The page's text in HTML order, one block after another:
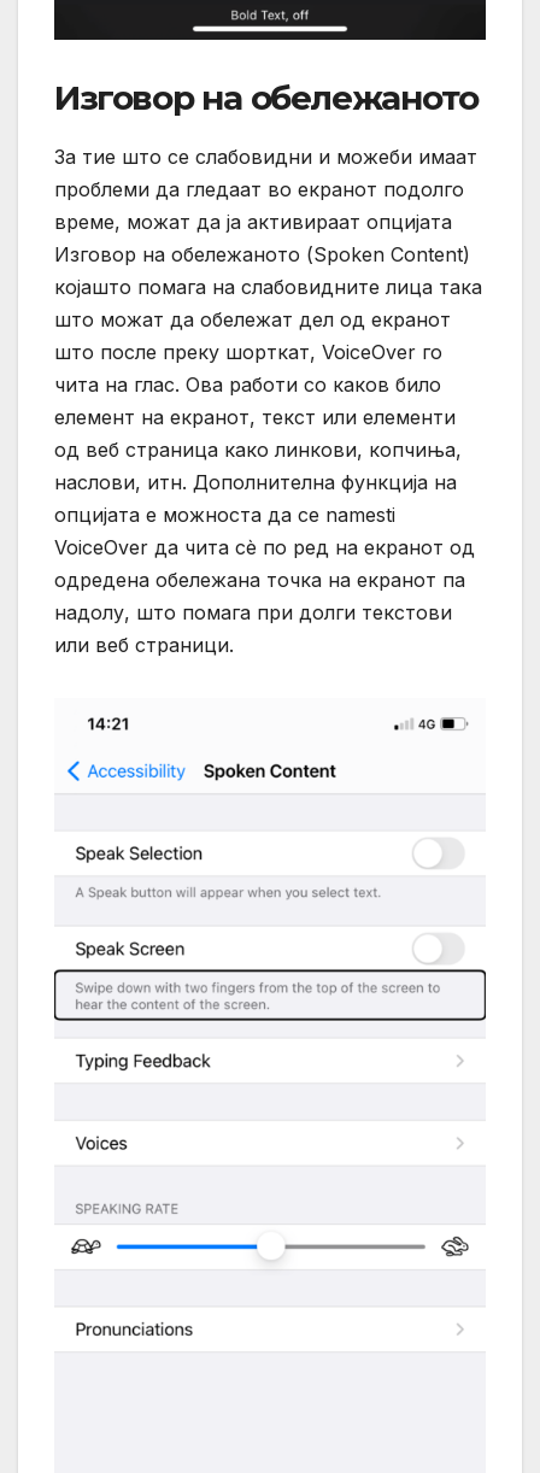
Изговор на обележаното
За тие што се слабовидни и можеби имаат
проблеми да гледаат во екранот подолго
време, можат да ја активираат опцијата
Изговор на обележаното (Spoken Content)
којашто помага на слабовидните лица така
што можат да обележат дел од екранот
што после преку шорткат, VoiceOver го
чита на глас. Ова работи со каков било
елемент на екранот, текст или елементи
од веб страница како линкови, копчиња,
наслови, итн. Дополнителна функција на
опцијата е можноста да се namesti
VoiceOver да чита сѐ по ред на екранот од
одредена обележана точка на екранот па
надолу, што помага при долги текстови
или веб страници.